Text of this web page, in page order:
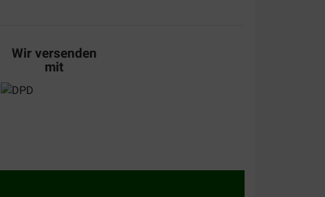
Wir versenden
mit